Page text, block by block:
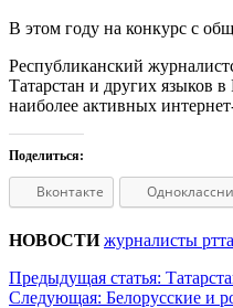
В этом году на конкурс с
Республиканский
Татарстан и других языков
наиболее активных
Поделиться:
Вконтакте
НОВОСТИжурналисты рт
Предыдущая статья:
Следующая: Белорусские и